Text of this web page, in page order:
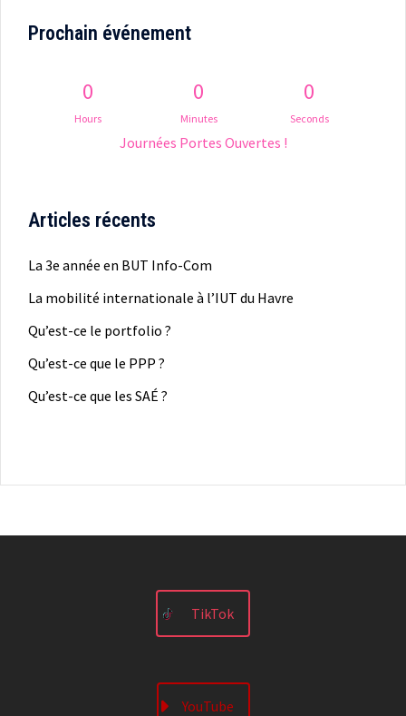
Prochain événement
0
Hours
0
Minutes
0
Seconds
Journées Portes Ouvertes !
Articles récents
La 3e année en BUT Info-Com
La mobilité internationale à l’IUT du Havre
Qu’est-ce le portfolio ?
Qu’est-ce que le PPP ?
Qu’est-ce que les SAÉ ?
TikTok
YouTube